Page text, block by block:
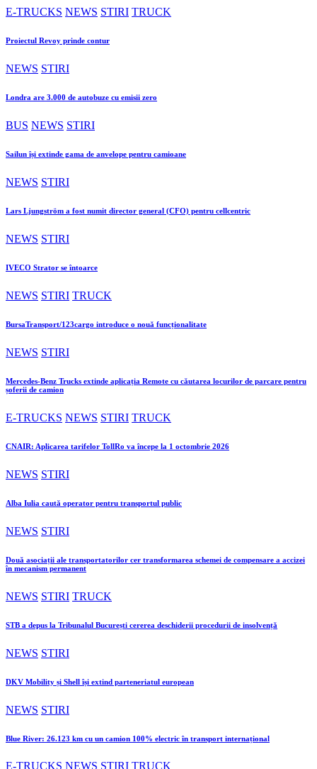
E-TRUCKS NEWS STIRI TRUCK
Proiectul Revoy prinde contur
NEWS STIRI
Londra are 3.000 de autobuze cu emisii zero
BUS NEWS STIRI
Sailun își extinde gama de anvelope pentru camioane
NEWS STIRI
Lars Ljungström a fost numit director general (CFO) pentru cellcentric
NEWS STIRI
IVECO Strator se întoarce
NEWS STIRI TRUCK
BursaTransport/123cargo introduce o nouă funcționalitate
NEWS STIRI
Mercedes-Benz Trucks extinde aplicația Remote cu căutarea locurilor de parcare pentru
șoferii de camion
E-TRUCKS NEWS STIRI TRUCK
CNAIR: Aplicarea tarifelor TollRo va începe la 1 octombrie 2026
NEWS STIRI
Alba Iulia caută operator pentru transportul public
NEWS STIRI
Două asociații ale transportatorilor cer transformarea schemei de compensare a accizei
în mecanism permanent
NEWS STIRI TRUCK
STB a depus la Tribunalul București cererea deschiderii procedurii de insolvență
NEWS STIRI
DKV Mobility și Shell își extind parteneriatul european
NEWS STIRI
Blue River: 26.123 km cu un camion 100% electric în transport internațional
E-TRUCKS NEWS STIRI TRUCK